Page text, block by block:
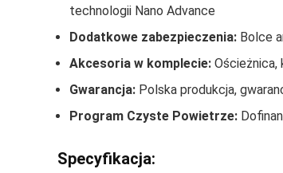
technologii Nano Advance
Dodatkowe zabezpieczenia: Bolce
Akcesoria w komplecie: Ościeżnica,
Gwarancja: Polska produkcja,
Program Czyste Powietrze:
Specyfikacja: